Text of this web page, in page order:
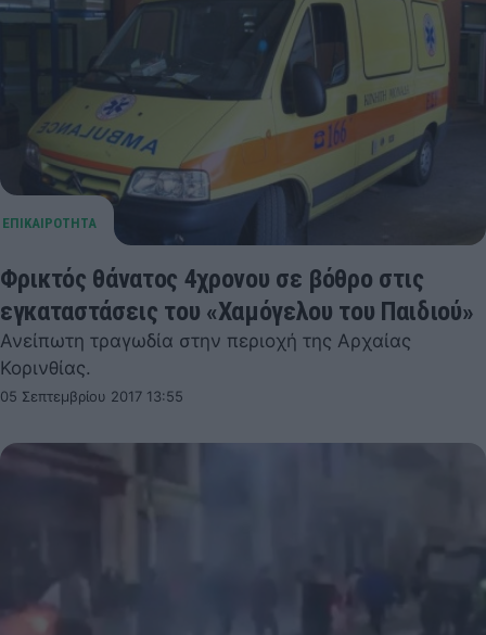
Φρικτός θάνατος 4χρονου σε βόθρο στις
εγκαταστάσεις του «Χαμόγελου του Παιδιού»
Ανείπωτη τραγωδία στην περιοχή της Αρχαίας
Κορινθίας.
05 Σεπτεμβρίου 2017 13:55